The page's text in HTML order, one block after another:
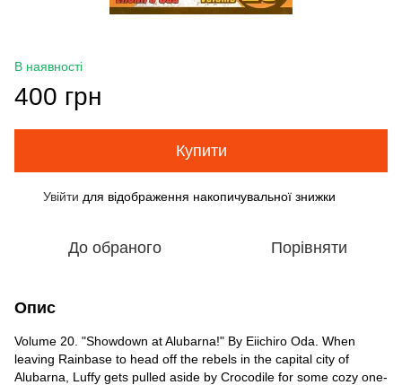
В наявності
400 грн
Купити
Увійти для відображення накопичувальної знижки
До обраного Порівняти
Опис
Volume 20. "Showdown at Alubarna!" By Eiichiro Oda. When
leaving Rainbase to head off the rebels in the capital city of
Alubarna, Luffy gets pulled aside by Crocodile for some cozy one-